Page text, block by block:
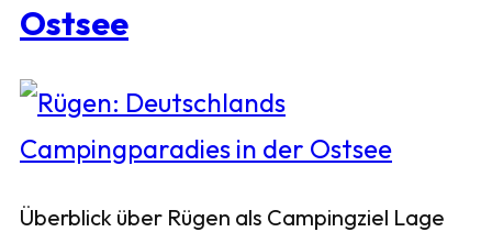
Ostsee
Überblick über Rügen als Campingziel Lage